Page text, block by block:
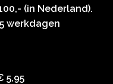
(in Nederland).
werkdagen
5,95